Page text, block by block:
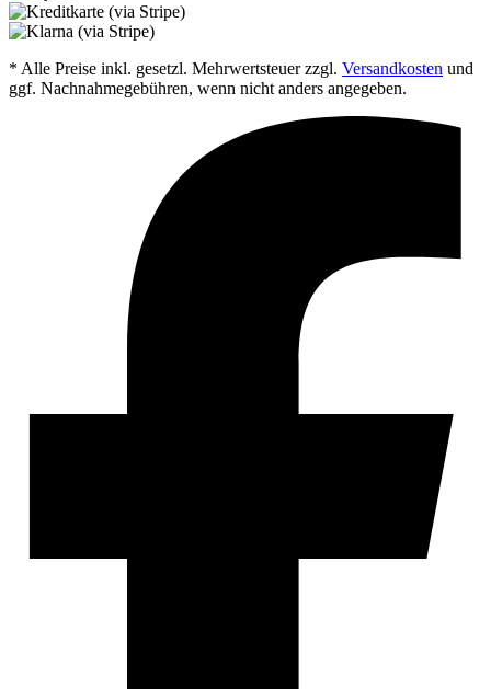
* Alle Preise inkl. gesetzl. Mehrwertsteuer zzgl. Versandkosten und
ggf. Nachnahmegebühren, wenn nicht anders angegeben.